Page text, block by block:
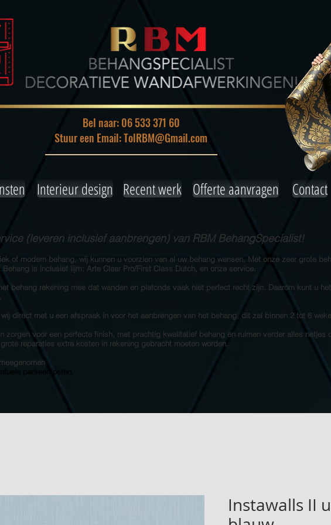
Bel naar: 06 533 371 60
Stuur een Email: TolRBM@Gmail.com
Interieur design Recent werk Offerte aanvragen Contact
(leveren inclusief aanbrengen) van RBM BehangSpecialist!
of modern behang, wij kunnen u voorzien van al uw behang wensen. Met onze zeer grote
is inclusief lijm: Arte Clear Pro/First Class Dutch, en onze service.
behang rekening mee dat wanden en plafonds vaak niet perfect recht zijn. Daarom kunt u
direct met u een afspraak in voor het aanbrengen van het behang, dit zal binnen 2 tot 6
zorgen voor een perfecte finish, met prachtig kwalitatief behang en ruimen verder alles netjes
reparaties extra kosten in rekening gebracht moeten worden.
parkeerkosten.
Instawalls II